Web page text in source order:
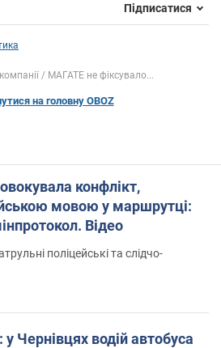
Підписатися
МАГАТЕ не фіксувало...
на головну OBOZ
конфлікт,
мовою у маршрутці:
Відео
поліцейські та слідчо-
Чернівцях водій автобуса